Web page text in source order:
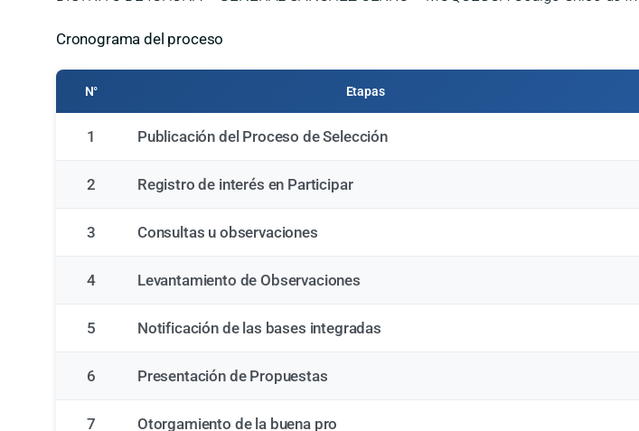
Cronograma del proceso
N° Etapas
1 Publicación del Proceso de Selección
2 Registro de interés en Participar
3 Consultas u observaciones
4 Levantamiento de Observaciones
5 Notificación de las bases integradas
6 Presentación de Propuestas
7 Otorgamiento de la buena pro